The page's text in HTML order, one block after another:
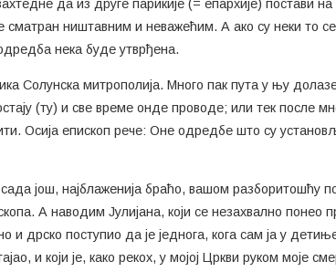
да из друге парикије (= епархије) постави на
ништавним и неважећим. А ако су неки то
нека буде утврђена.
Солунска митрополија. Много пак пута у њу
(ту) и све време онде проводе; или тек после
Осија епископ рече: Оне одредбе што су
још, најблаженија браћо, вашом разборитошћу
А наводим Јулијана, који се незахвално понео
дрско поступио да је једнога, кога сам ја у
и који је, како рекох, у мојој Цркви руком моје